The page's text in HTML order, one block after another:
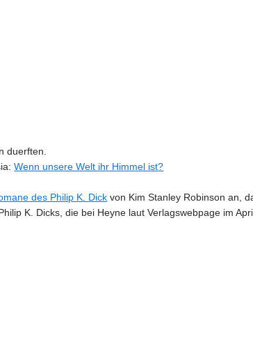
duerften.
Wenn unsere Welt ihr Himmel ist?
des Philip K. Dick von Kim Stanley Robinson an,
K. Dicks, die bei Heyne laut Verlagswebpage im